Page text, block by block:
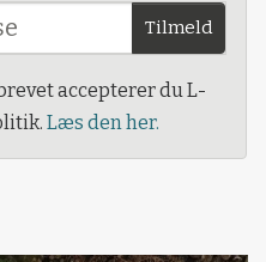
Tilmeld
accepterer du L-
Læs den her.